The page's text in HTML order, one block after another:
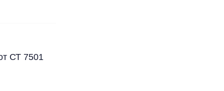
СТ 7501